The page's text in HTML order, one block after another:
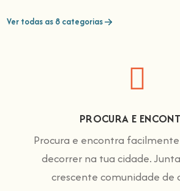
Ver todas as 8 categorias
PROCURA E
Procura e encontra
decorrer na tua cidade.
crescente comunidade de